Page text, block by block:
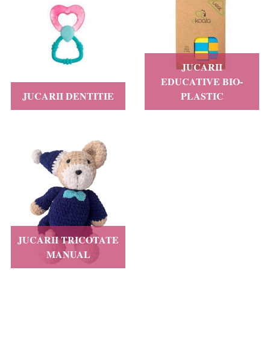
JUCARII DENTITIE
JUCARII
EDUCATIVE BIO-
PLASTIC
JUCARII TRICOTATE
MANUAL